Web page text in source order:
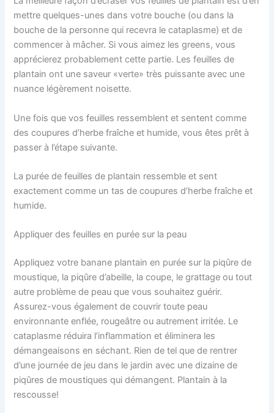
mettre quelques-unes dans votre bouche (ou dans la
bouche de la personne qui recevra le cataplasme) et de
commencer à mâcher. Si vous aimez les greens, vous
apprécierez probablement cette partie. Les feuilles de
plantain ont une saveur «verte» très puissante avec une
nuance légèrement noisette.
Une fois que vos feuilles ressemblent et sentent comme
des coupures d’herbe fraîche et humide, vous êtes prêt à
passer à l’étape suivante.
La purée de feuilles de plantain ressemble et sent
exactement comme un tas de coupures d’herbe fraîche et
humide.
Appliquer des feuilles en purée sur la peau
Appliquez votre banane plantain en purée sur la piqûre de
moustique, la piqûre d’abeille, la coupe, le grattage ou tout
autre problème de peau que vous souhaitez guérir.
Assurez-vous également de couvrir toute peau
environnante enflée, rougeâtre ou autrement irritée. Le
cataplasme réduira l’inflammation et éliminera les
démangeaisons en séchant. Rien de tel que de rentrer
d’une journée de jeu dans le jardin avec une dizaine de
piqûres de moustiques qui démangent. Plantain à la
rescousse!